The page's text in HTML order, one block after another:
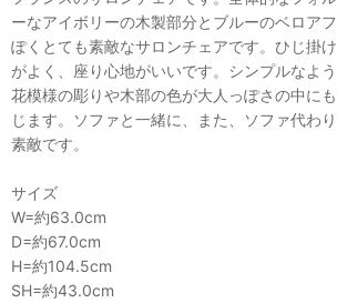
ーなアイボリーの木製部分とブルーのベロア
ぽくとても素敵なサロンチェアです。ひじ掛
がよく、座り心地がいいです。シンプルなよ
花模様の彫りや木部の色が大人っぽさの中に
じます。ソファと一緒に、また、ソファ代わ
素敵です。
サイズ
W=約63.0cm
D=約67.0cm
H=約104.5cm
SH=約43.0cm